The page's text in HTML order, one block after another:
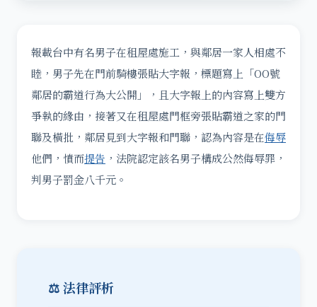
報載台中有名男子在租屋處施工，與鄰居一家人相處不
睦，男子先在門前騎樓張貼大字報，標題寫上「OO號
鄰居的霸道行為大公開」，且大字報上的內容寫上雙方
爭執的緣由，接著又在租屋處門框旁張貼霸道之家的門
聯及橫批，鄰居見到大字報和門聯，認為內容是在侮辱
他們，憤而提告 ，法院認定該名男子構成公然侮辱罪，
判男子罰金八千元。
⚖️ 法律評析